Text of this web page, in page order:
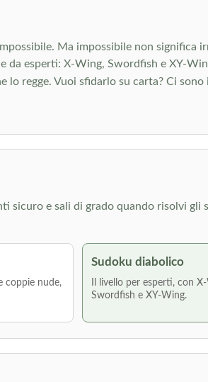
Ma impossibile non significa
da esperti: X-Wing, Swordfish e XY-
lo regge. Vuoi sfidarlo su carta? Ci sono i
sicuro e sali di grado quando risolvi gli
coppie nude,
Sudoku diabolico
Il livello per esperti, con
Swordfish e XY-Wing.